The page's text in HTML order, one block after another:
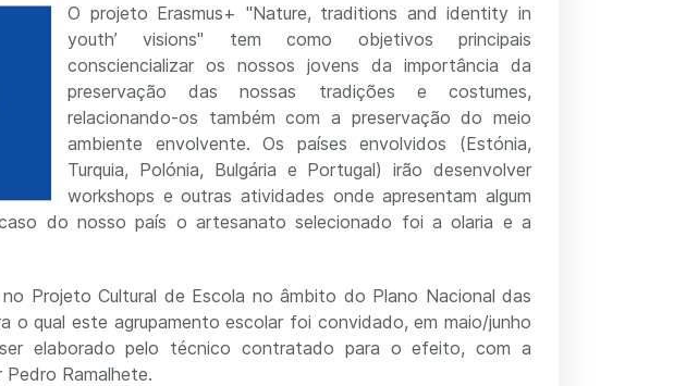
O projeto Erasmus+ "Nature, traditions and identity in
youth’ visions" tem como objetivos principais
consciencializar os nossos jovens da importância da
preservação das nossas tradições e costumes,
relacionando-os também com a preservação do meio
ambiente envolvente. Os países envolvidos (Estónia,
Turquia, Polónia, Bulgária e Portugal) irão desenvolver
workshops e outras atividades onde apresentam algum
do nosso país o artesanato selecionado foi a olaria e a
Projeto Cultural de Escola no âmbito do Plano Nacional das
o qual este agrupamento escolar foi convidado, em maio/junho
elaborado pelo técnico contratado para o efeito, com a
Ramalhete.